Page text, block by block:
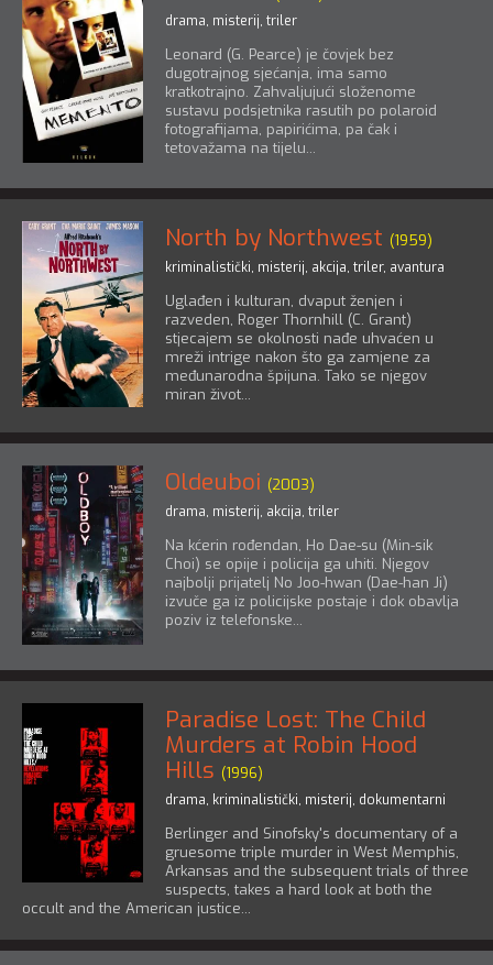
drama, misterij, triler
Leonard (G. Pearce) je čovjek bez
dugotrajnog sjećanja, ima samo
kratkotrajno. Zahvaljujući složenome
sustavu podsjetnika rasutih po polaroid
fotografijama, papirićima, pa čak i
tetovažama na tijelu...
North by Northwest (1959)
kriminalistički, misterij, akcija, triler, avantura
Uglađen i kulturan, dvaput ženjen i
razveden, Roger Thornhill (C. Grant)
stjecajem se okolnosti nađe uhvaćen u
mreži intrige nakon što ga zamjene za
međunarodna špijuna. Tako se njegov
miran život...
Oldeuboi (2003)
drama, misterij, akcija, triler
Na kćerin rođendan, Ho Dae-su (Min-sik
Choi) se opije i policija ga uhiti. Njegov
najbolji prijatelj No Joo-hwan (Dae-han Ji)
izvuče ga iz policijske postaje i dok obavlja
poziv iz telefonske...
Paradise Lost: The Child
Murders at Robin Hood
Hills (1996)
drama, kriminalistički, misterij, dokumentarni
Berlinger and Sinofsky's documentary of a
gruesome triple murder in West Memphis,
Arkansas and the subsequent trials of three
suspects, takes a hard look at both the
occult and the American justice...